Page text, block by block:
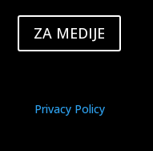
ZA MEDIJE
Privacy Policy